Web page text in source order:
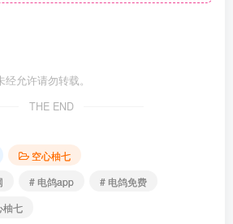
允许请勿转载。
THE END
空心柚七
# 电鸽app
# 电鸽免费
柚七